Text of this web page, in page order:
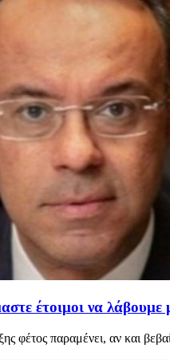
έτοιμοι να λάβουμε
φέτος παραμένει, αν και